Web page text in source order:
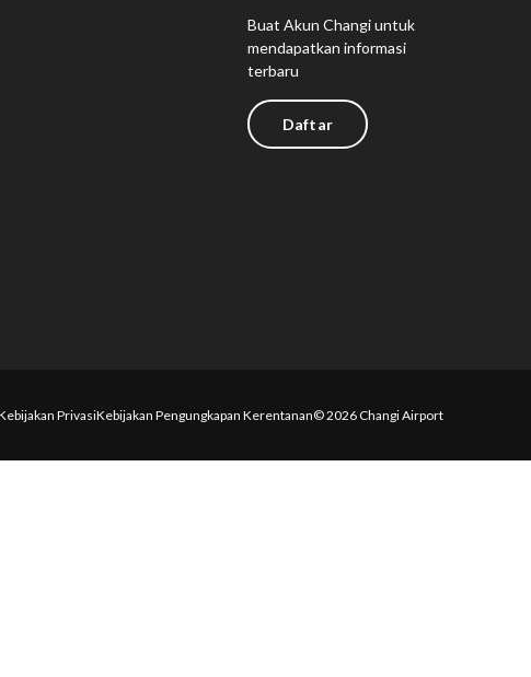
Buat Akun Changi untuk
mendapatkan informasi
terbaru
Daftar
PrivasiKebijakan Pengungkapan Kerentanan© 2026 Changi Airport